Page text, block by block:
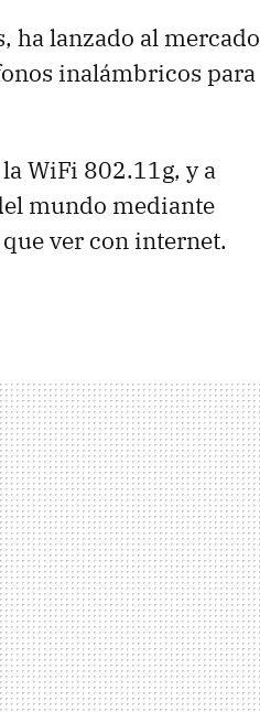
ha lanzado al mercado
inalámbricos para
WiFi 802.11g, y a
mundo mediante
ver con internet.